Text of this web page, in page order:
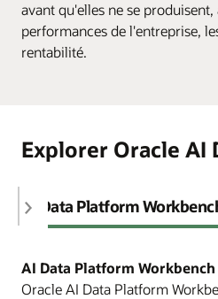
avant qu'elles ne se
performances de l'entreprise,
rentabilité.
Explorer Oracle AI
AI Data Platform
AI Data Platform Workbench
Oracle AI Data Platform